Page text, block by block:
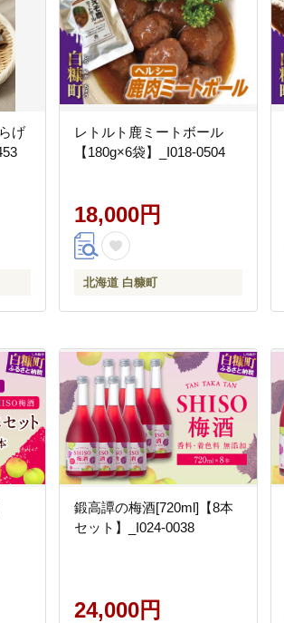
げ
レトルト鹿ミートボール
【180g×6袋】_I018-0504
18,000円
北海道 白糠町
鍛高譚の梅酒[720ml]【8本
セット】_I024-0038
24,000円